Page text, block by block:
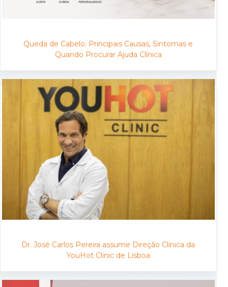
Queda de Cabelo: Principais Causas, Sintomas e
Quando Procurar Ajuda Clínica
Dr. José Carlos Pereira assume Direção Clínica da
YouHot Clinic de Lisboa